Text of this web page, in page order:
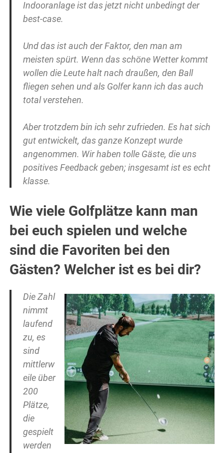
Indooranlage ist das jetzt nicht unbedingt der
best-case.
Und das ist auch der Faktor, den man am
meisten spürt. Wenn das schöne Wetter kommt
wollen die Leute halt nach draußen, den Ball
fliegen sehen und als Golfer kann ich das auch
total verstehen.
Aber trotzdem bin ich sehr zufrieden. Es hat sich
gut entwickelt, das ganze Konzept wurde
angenommen. Wir haben tolle Gäste, die uns
positives Feedback geben; insgesamt ist es echt
klasse.
Wie viele Golfplätze kann man
bei euch spielen und welche
sind die Favoriten bei den
Gästen? Welcher ist es bei dir?
Die Zahl
nimmt
laufend
zu, es
sind
mittlerw
eile über
200
Plätze,
die
gespielt
werden